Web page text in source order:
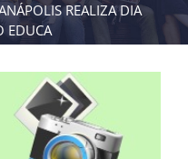
REALIZA DIA
EDUCA